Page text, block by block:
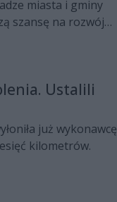
miasta i gminy
szansę na rozwój
Ustalili
już wykonawcę
kilometrów.